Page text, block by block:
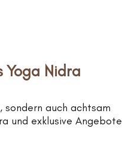
Yoga Nidra
auch achtsam
und exklusive Angebote